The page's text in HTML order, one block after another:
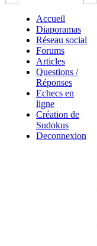
Accueil
Diaporamas
Réseau social
Forums
Articles
Questions /
Réponses
Echecs en
ligne
Création de
Sudokus
Deconnexion